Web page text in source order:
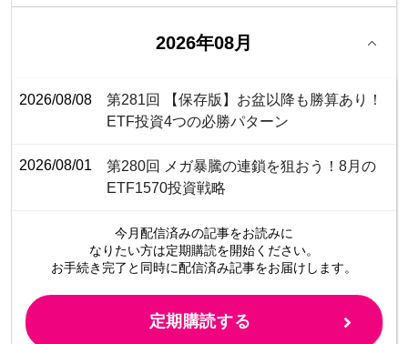
2026年08月
2026/08/08
第281回 【保存版】お盆以降も勝算あり！
ETF投資4つの必勝パターン
2026/08/01
第280回 メガ暴騰の連鎖を狙おう！8月の
ETF1570投資戦略
今月配信済みの記事をお読みに
なりたい方は定期購読を開始ください。
お手続き完了と同時に配信済み記事をお届けします。
定期購読する